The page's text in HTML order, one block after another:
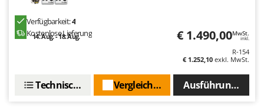
Mockmill
More than chef
MOSA
Mowox
Verfügbarkeit:4
Kostenlose Lieferung
14. Aug. - 18. Aug. € 1.490,00MwSt.
inkl.
R-154
€ 1.252,10 exkl. MwSt.
Ausführungen(4)
Vergleichen Sie
Technische Daten